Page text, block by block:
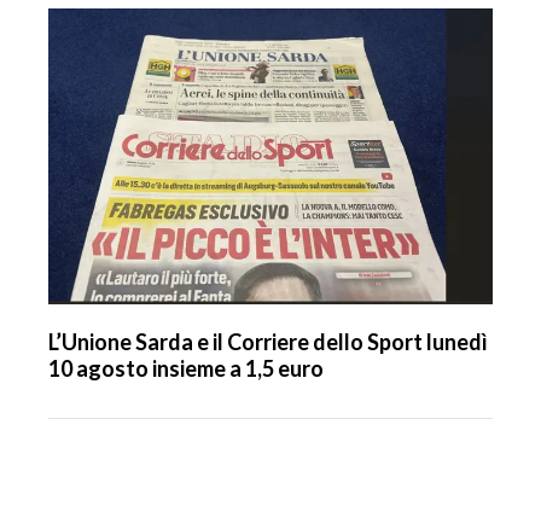
L’Unione Sarda e il Corriere dello Sport lunedì
10 agosto insieme a 1,5 euro